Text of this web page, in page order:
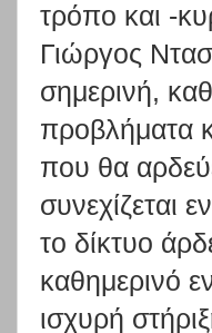
τρόπο και -
Γιώργος
σημερινή,
προβλήματα
που θα
συνεχίζεται
το δίκτυο
καθημερινό
ισχυρή